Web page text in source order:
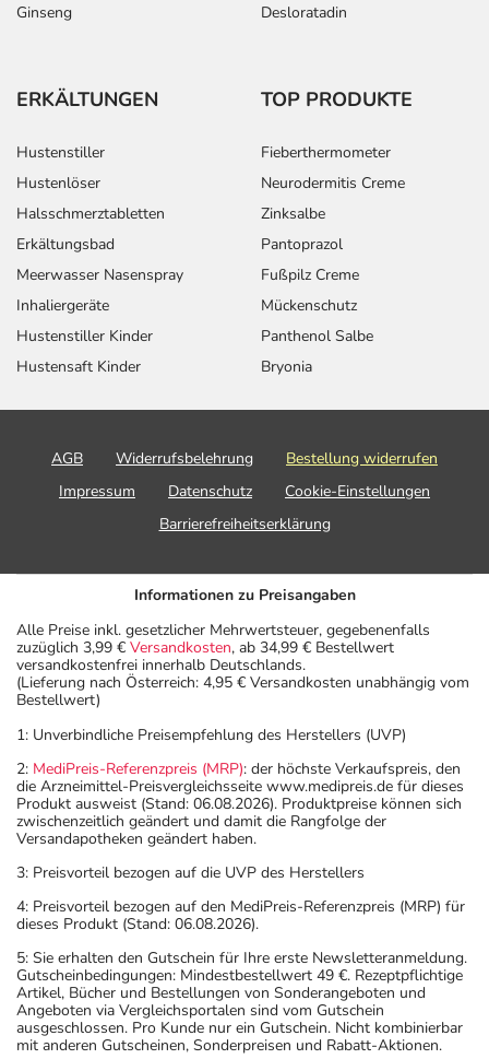
Ginseng Desloratadin
ERKÄLTUNGEN
Hustenstiller
Hustenlöser
Halsschmerztabletten
Erkältungsbad
Meerwasser Nasenspray
Inhaliergeräte
Hustenstiller Kinder
Hustensaft Kinder
TOP PRODUKTE
Fieberthermometer
Neurodermitis Creme
Zinksalbe
Pantoprazol
Fußpilz Creme
Mückenschutz
Panthenol Salbe
Bryonia
AGB Widerrufsbelehrung
Bestellung widerrufen
Impressum
Datenschutz
Cookie-Einstellungen
Barrierefreiheitserklärung
Informationen zu Preisangaben
Alle Preise inkl. gesetzlicher Mehrwertsteuer, gegebenenfalls
zuzüglich 3,99 € Versandkosten, ab 34,99 € Bestellwert
versandkostenfrei innerhalb Deutschlands.
(Lieferung nach Österreich: 4,95 € Versandkosten unabhängig vom
Bestellwert)
1: Unverbindliche Preisempfehlung des Herstellers (UVP)
2: MediPreis-Referenzpreis (MRP): der höchste Verkaufspreis, den
die Arzneimittel-Preisvergleichsseite www.medipreis.de für dieses
Produkt ausweist (Stand: 06.08.2026). Produktpreise können sich
zwischenzeitlich geändert und damit die Rangfolge der
Versandapotheken geändert haben.
3: Preisvorteil bezogen auf die UVP des Herstellers
4: Preisvorteil bezogen auf den MediPreis-Referenzpreis (MRP) für
dieses Produkt (Stand: 06.08.2026).
5: Sie erhalten den Gutschein für Ihre erste Newsletteranmeldung.
Gutscheinbedingungen: Mindestbestellwert 49 €. Rezeptpflichtige
Artikel, Bücher und Bestellungen von Sonderangeboten und
Angeboten via Vergleichsportalen sind vom Gutschein
ausgeschlossen. Pro Kunde nur ein Gutschein. Nicht kombinierbar
mit anderen Gutscheinen, Sonderpreisen und Rabatt-Aktionen.